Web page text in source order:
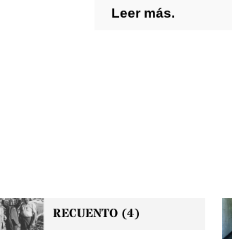
Leer más.
RECUENTO (4)